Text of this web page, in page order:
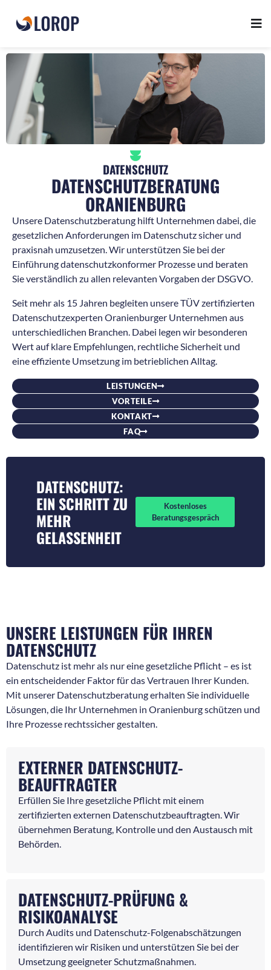
DATENSCHUTZ
DATENSCHUTZBERATUNG
ORANIENBURG
Unsere Datenschutzberatung hilft Unternehmen dabei, die
gesetzlichen Anforderungen im Datenschutz sicher und
praxisnah umzusetzen. Wir unterstützen Sie bei der
Einführung datenschutzkonformer Prozesse und beraten
Sie verständlich zu allen relevanten Vorgaben der DSGVO.
Seit mehr als 15 Jahren begleiten unsere TÜV zertifizierten
Datenschutzexperten Oranienburger Unternehmen aus
unterschiedlichen Branchen. Dabei legen wir besonderen
Wert auf klare Empfehlungen, rechtliche Sicherheit und
eine effiziente Umsetzung im betrieblichen Alltag.
LEISTUNGEN
VORTEILE
KONTAKT
FAQ
DATENSCHUTZ:
EIN SCHRITT ZU
MEHR
GELASSENHEIT
Kostenloses
Beratungsgespräch
UNSERE LEISTUNGEN FÜR IHREN
DATENSCHUTZ
Datenschutz ist mehr als nur eine gesetzliche Pflicht – es ist
ein entscheidender Faktor für das Vertrauen Ihrer Kunden.
Mit unserer Datenschutzberatung erhalten Sie individuelle
Lösungen, die Ihr Unternehmen in Oranienburg schützen und
Ihre Prozesse rechtssicher gestalten.
EXTERNER DATENSCHUTZ-
BEAUFTRAGTER
Erfüllen Sie Ihre gesetzliche Pflicht mit einem
zertifizierten externen Datenschutzbeauftragten. Wir
übernehmen Beratung, Kontrolle und den Austausch mit
Behörden.
DATENSCHUTZ-PRÜFUNG &
RISIKOANALYSE
Durch Audits und Datenschutz-Folgenabschätzungen
identifizieren wir Risiken und unterstützen Sie bei der
Umsetzung geeigneter Schutzmaßnahmen.